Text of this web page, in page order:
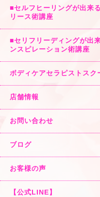
■セルフヒーリングが出来
リース術講座
■セリフリーディングが出
ンスピレーション術講座
ボディケアセラピストスク
店舗情報
お問い合わせ
ブログ
お客様の声
【公式LINE】